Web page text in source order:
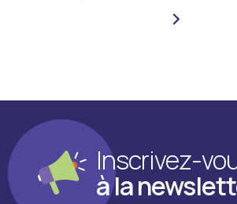
Inscrivez-
à la